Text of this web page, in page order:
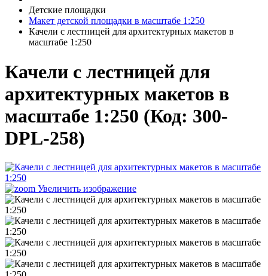
Детские площадки
Макет детской площадки в масштабе 1:250
Качели с лестницей для архитектурных макетов в
масштабе 1:250
Качели с лестницей для
архитектурных макетов в
масштабе 1:250 (Код: 300-
DPL-258)
Увеличить изображение